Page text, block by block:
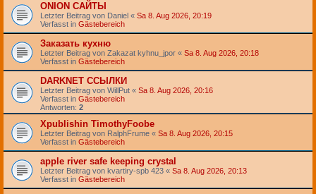
ONION САЙТЫ
Letzter Beitrag von Daniel « Sa 8. Aug 2026, 20:19
Verfasst in Gästebereich
Заказать кухню
Letzter Beitrag von Zakazat kyhnu_jpor « Sa 8. Aug 2026, 20:18
Verfasst in Gästebereich
DARKNET ССЫЛКИ
Letzter Beitrag von WillPut « Sa 8. Aug 2026, 20:16
Verfasst in Gästebereich
Antworten: 2
Хpublishin TimothyFoobe
Letzter Beitrag von RalphFrume « Sa 8. Aug 2026, 20:15
Verfasst in Gästebereich
apple river safe keeping crystal
Letzter Beitrag von kvartiry-spb 423 « Sa 8. Aug 2026, 20:13
Verfasst in Gästebereich